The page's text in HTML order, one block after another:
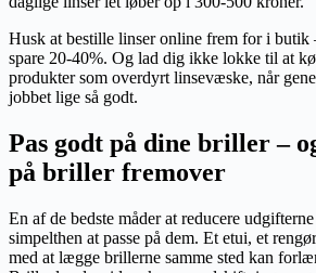
Husk at bestille linser online frem for i butik
spare 20-40%. Og lad dig ikke lokke til at
produkter som overdyrt linsevæske, når
jobbet lige så godt.
Pas godt på dine briller –
på briller fremover
En af de bedste måder at reducere
simpelthen at passe på dem. Et etui, et
med at lægge brillerne samme sted kan